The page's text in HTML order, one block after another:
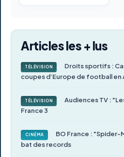
Articles les + lus
TÉLÉVISION
Droits sportifs :
coupes d’Europe de football
TÉLÉVISION
Audiences TV :
France 3
CINÉMA
BO France : "Spider-
bat des records